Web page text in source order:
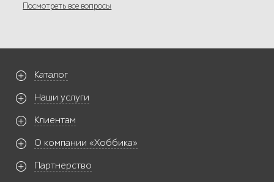
Посмотреть все вопросы
Каталог
Наши услуги
Клиентам
О компании «Хоббика»
Партнерство